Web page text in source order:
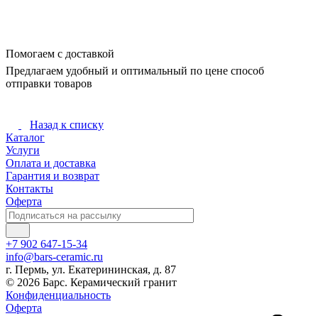
Помогаем с доставкой
Предлагаем удобный и оптимальный по цене способ
отправки товаров
Назад к списку
Каталог
Услуги
Оплата и доставка
Гарантия и возврат
Контакты
Оферта
+7 902 647-15-34
info@bars-ceramic.ru
г. Пермь, ул. Екатерининская, д. 87
© 2026 Барс. Керамический гранит
Конфиденциальность
Оферта